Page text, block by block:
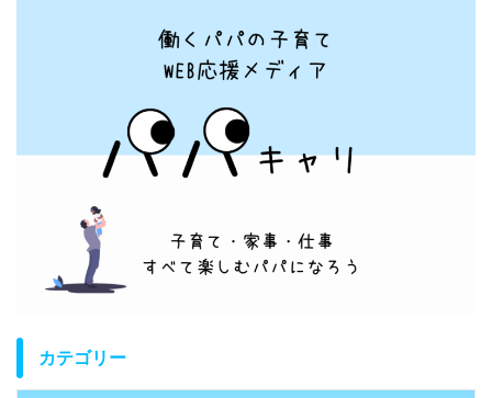
カテゴリー